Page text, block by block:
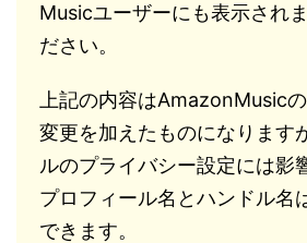
Musicユーザーにも表示され
ださい。
上記の内容はAmazonMusic
変更を加えたものになります
ルのプライバシー設定には影
プロフィール名とハンドル名
できます。